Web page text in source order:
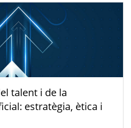
talent i de la
estratègia, ètica i